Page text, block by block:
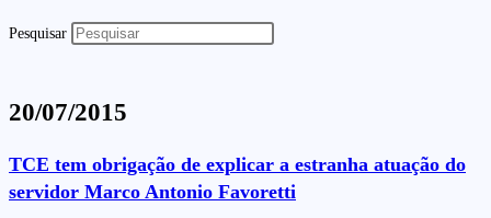
Pesquisar
20/07/2015
TCE tem obrigação de explicar a estranha atuação do
servidor Marco Antonio Favoretti